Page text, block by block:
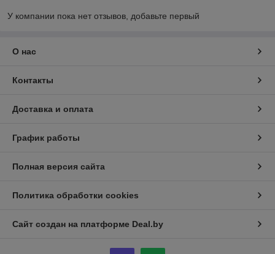
У компании пока нет отзывов, добавьте первый
О нас
Контакты
Доставка и оплата
График работы
Полная версия сайта
Политика обработки cookies
Сайт создан на платформе Deal.by